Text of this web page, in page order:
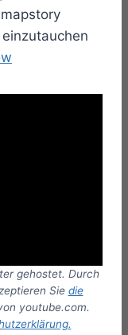
gehostet. Durch
Sie die
youtube.com.